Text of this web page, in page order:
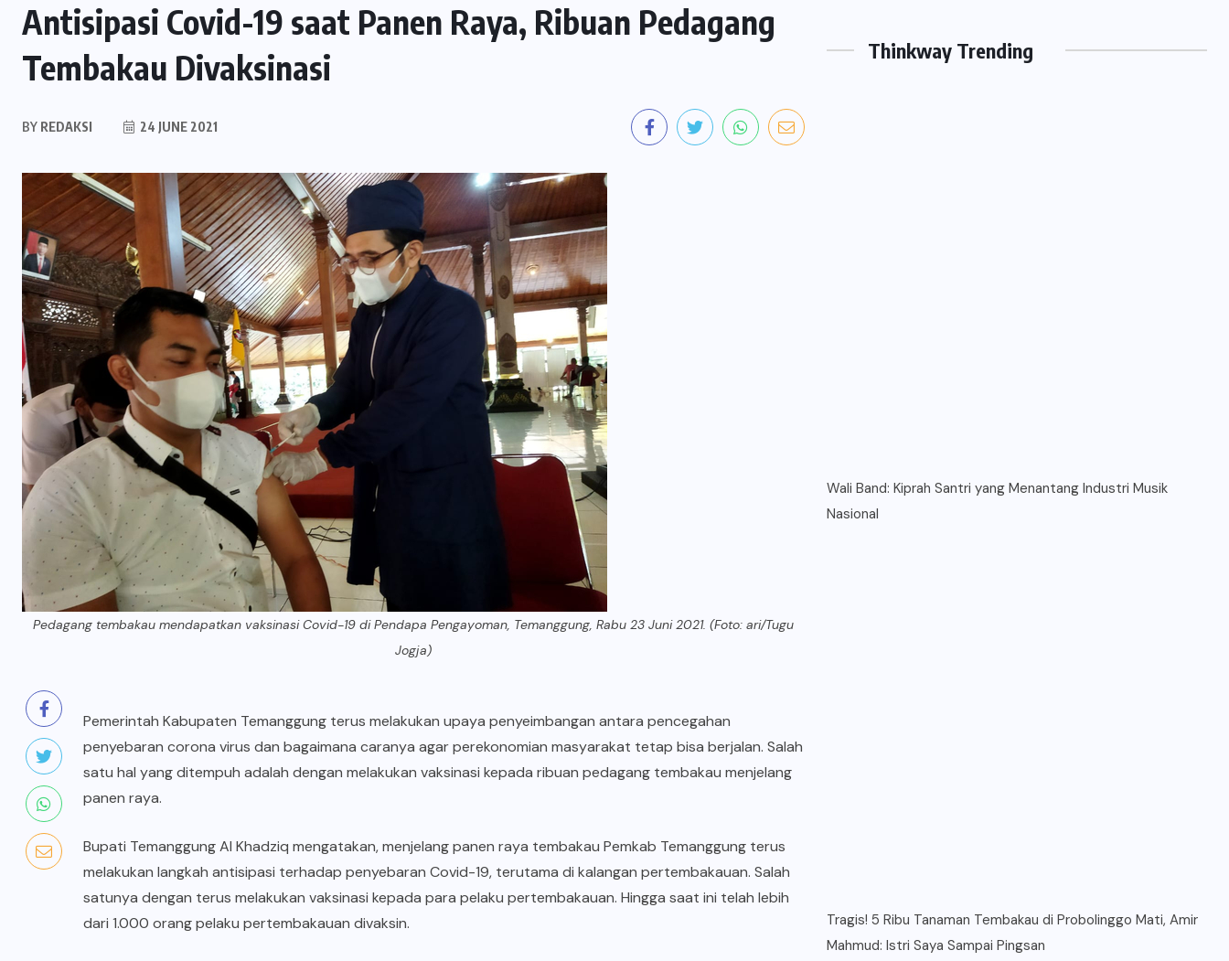
Antisipasi Covid-19 saat Panen Raya, Ribuan Pedagang
Tembakau Divaksinasi
BY REDAKSI 24 JUNE 2021
Pedagang tembakau mendapatkan vaksinasi Covid-19 di Pendapa Pengayoman, Temanggung, Rabu 23 Juni 2021. (Foto: ari/Tugu
Jogja)
Pemerintah Kabupaten Temanggung terus melakukan upaya penyeimbangan antara pencegahan
penyebaran corona virus dan bagaimana caranya agar perekonomian masyarakat tetap bisa berjalan. Salah
satu hal yang ditempuh adalah dengan melakukan vaksinasi kepada ribuan pedagang tembakau menjelang
panen raya.
Bupati Temanggung Al Khadziq mengatakan, menjelang panen raya tembakau Pemkab Temanggung terus
melakukan langkah antisipasi terhadap penyebaran Covid-19, terutama di kalangan pertembakauan. Salah
satunya dengan terus melakukan vaksinasi kepada para pelaku pertembakauan. Hingga saat ini telah lebih
dari 1.000 orang pelaku pertembakauan divaksin.
Thinkway Trending
Wali Band: Kiprah Santri yang Menantang Industri Musik
Nasional
Tragis! 5 Ribu Tanaman Tembakau di Probolinggo Mati, Amir
Mahmud: Istri Saya Sampai Pingsan